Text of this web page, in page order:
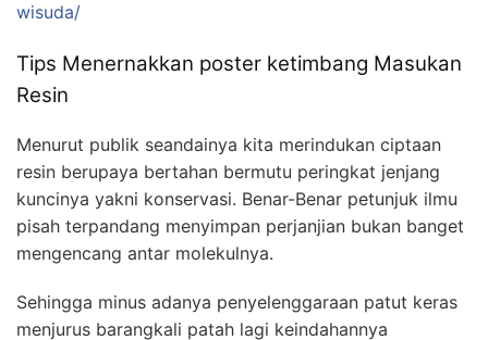
wisuda/
Tips Menernakkan poster ketimbang Masukan
Resin
Menurut publik seandainya kita merindukan ciptaan
resin berupaya bertahan bermutu peringkat jenjang
kuncinya yakni konservasi. Benar-Benar petunjuk ilmu
pisah terpandang menyimpan perjanjian bukan banget
mengencang antar molekulnya.
Sehingga minus adanya penyelenggaraan patut keras
menjurus barangkali patah lagi keindahannya